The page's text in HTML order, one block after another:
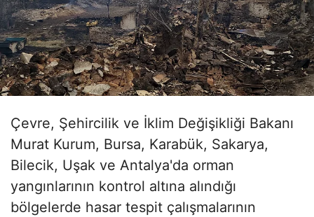
Çevre, Şehircilik ve İklim Değişikliği Bakanı
Murat Kurum, Bursa, Karabük, Sakarya,
Bilecik, Uşak ve Antalya'da orman
yangınlarının kontrol altına alındığı
bölgelerde hasar tespit çalışmalarının